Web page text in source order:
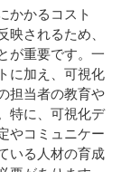
かかるコスト
されるため、
が重要です。一
に加え、可視化
担当者の教育や
特に、可視化デ
やコミュニケー
いる人材の育成